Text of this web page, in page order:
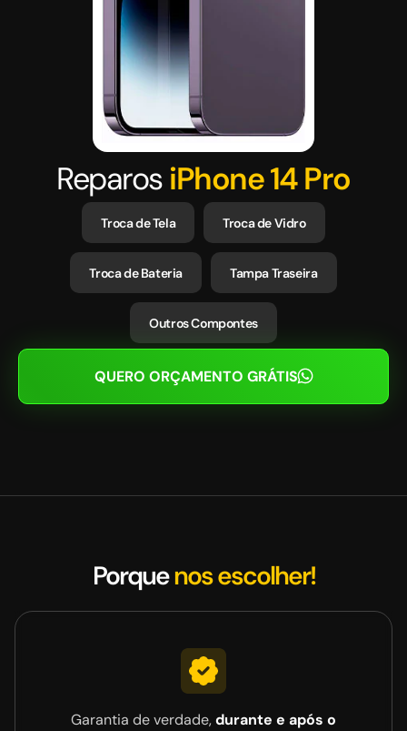
Reparos iPhone 14 Pro
Troca de Tela Troca de Vidro
Troca de Bateria Tampa Traseira
Outros Compontes
QUERO ORÇAMENTO GRÁTIS
Porquenos escolher!
Garantia de verdade,durante e após o